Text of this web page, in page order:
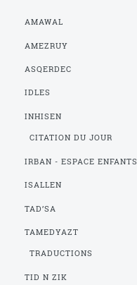
AMAWAL
AMEZRUY
ASQERDEC
IDLES
INHISEN
CITATION DU JOUR
IRBAN - ESPACE ENFANTS
ISALLEN
TAD’SA
TAMEDYAZT
TRADUCTIONS
TID N ZIK